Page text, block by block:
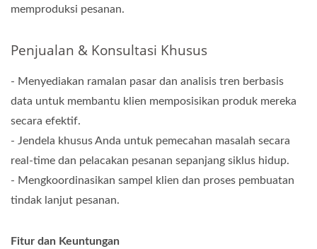
memproduksi pesanan.
Penjualan & Konsultasi Khusus
- Menyediakan ramalan pasar dan analisis tren berbasis
data untuk membantu klien memposisikan produk mereka
secara efektif.
- Jendela khusus Anda untuk pemecahan masalah secara
real-time dan pelacakan pesanan sepanjang siklus hidup.
- Mengkoordinasikan sampel klien dan proses pembuatan
tindak lanjut pesanan.
Fitur dan Keuntungan